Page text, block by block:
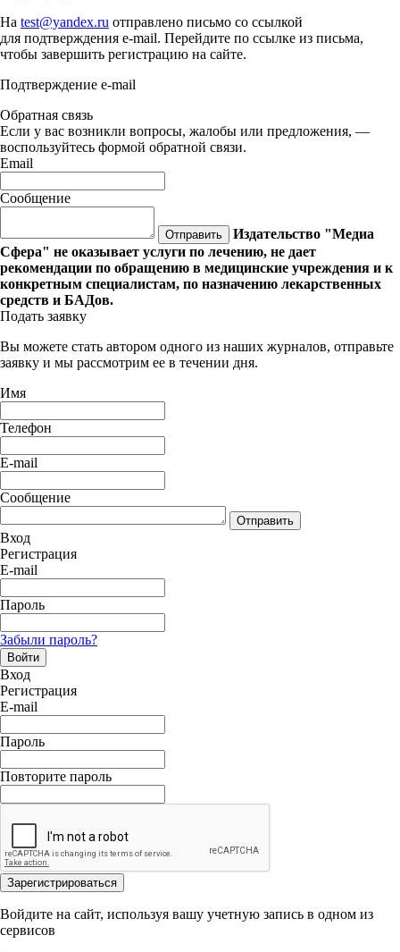
На test@yandex.ru отправлено письмо со ссылкой
для подтверждения e-mail. Перейдите по ссылке из письма,
чтобы завершить регистрацию на сайте.
Подтверждение e-mail
Обратная связь
Если у вас возникли вопросы, жалобы или предложения, —
воспользуйтесь формой обратной связи.
Email
Сообщение
Отправить
Издательство "Медиа
Сфера" не оказывает услуги по лечению, не дает
рекомендации по обращению в медицинские учреждения и к
конкретным специалистам, по назначению лекарственных
средств и БАДов.
Подать заявку
Вы можете стать автором одного из наших журналов, отправьте
заявку и мы рассмотрим ее в течении дня.
Имя
Телефон
E-mail
Сообщение
Отправить
Вход
Регистрация
E-mail
Пароль
Забыли пароль?
Войти
Вход
Регистрация
E-mail
Пароль
Повторите пароль
Зарегистрироваться
Войдите на сайт, используя вашу учетную запись в одном из
сервисов